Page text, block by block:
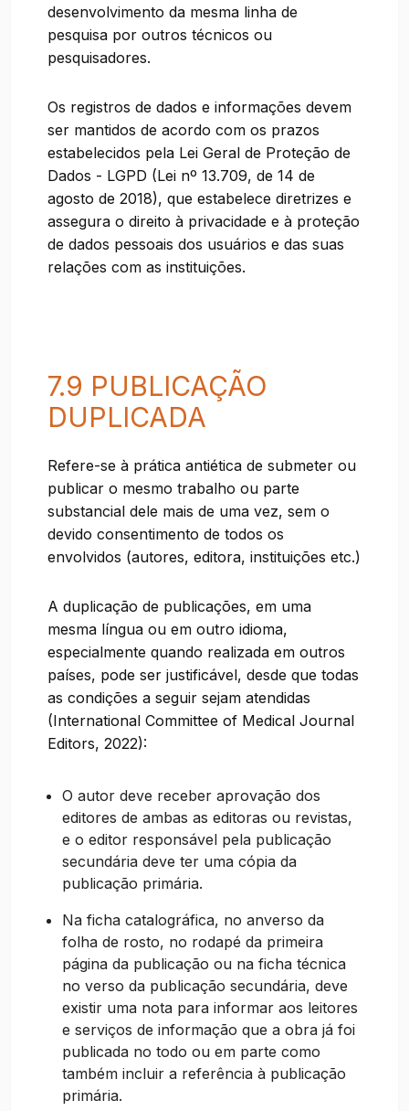
desenvolvimento da mesma linha de
pesquisa por outros técnicos ou
pesquisadores.
Os registros de dados e informações devem
ser mantidos de acordo com os prazos
estabelecidos pela Lei Geral de Proteção de
Dados - LGPD (Lei nº 13.709, de 14 de
agosto de 2018), que estabelece diretrizes e
assegura o direito à privacidade e à proteção
de dados pessoais dos usuários e das suas
relações com as instituições.
7.9 PUBLICAÇÃO
DUPLICADA
Refere-se à prática antiética de submeter ou
publicar o mesmo trabalho ou parte
substancial dele mais de uma vez, sem o
devido consentimento de todos os
envolvidos (autores, editora, instituições etc.)
A duplicação de publicações, em uma
mesma língua ou em outro idioma,
especialmente quando realizada em outros
países, pode ser justificável, desde que todas
as condições a seguir sejam atendidas
(International Committee of Medical Journal
Editors, 2022):
O autor deve receber aprovação dos
editores de ambas as editoras ou revistas,
e o editor responsável pela publicação
secundária deve ter uma cópia da
publicação primária.
Na ficha catalográfica, no anverso da
folha de rosto, no rodapé da primeira
página da publicação ou na ficha técnica
no verso da publicação secundária, deve
existir uma nota para informar aos leitores
e serviços de informação que a obra já foi
publicada no todo ou em parte como
também incluir a referência à publicação
primária.